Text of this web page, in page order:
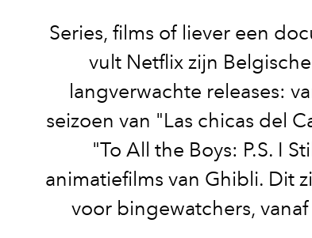
Series, films of liever een
vult Netflix zijn
langverwachte releases:
seizoen van "Las chicas del
"To All the Boys: P.S. I
animatiefilms van Ghibli. Dit
voor bingewatchers,